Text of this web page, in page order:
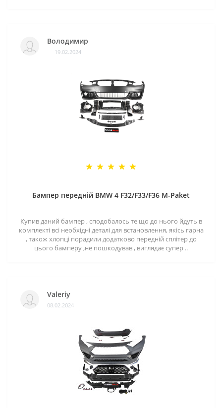
Володимир
19.02.2024
Бампер передній BMW 4 F32/F33/F36 M-Paket
Купив даний бампер , сподобалось те що до нього йдуть в
комплекті всі необхідні деталі для встановлення, якісь гарна
, також хлопці порадили додатково передній сплітер до
цього бамперу ,не пошкодував , виглядає супер ..
Valeriy
08.02.2024